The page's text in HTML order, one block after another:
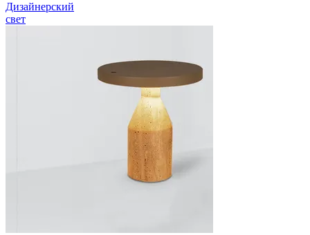
Дизайнерский
свет